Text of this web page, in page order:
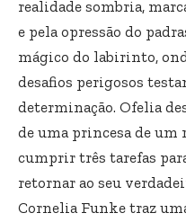
realidade sombria,
e pela opressão do
mágico do labirinto,
desafios perigosos
determinação. Ofelia
de uma princesa de um
cumprir três tarefas
retornar ao seu
Cornelia Funke traz